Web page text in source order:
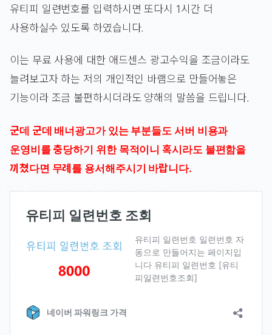
유티피 일련번호를 입력하시면 또다시 1시간 더
사용하실수 있도록 하였습니다.
이는 무료 사용에 대한 애드센스 광고수익을 조금이라도
늘려보고자 하는 저의 개인적인 바램으로 만들어놓은
기능이라 조금 불편하시더라도 양해의 말씀을 드립니다.
군데 군데 배너광고가 있는 부분들도 서버 비용과
운영비를 충당하기 위한 목적이니 혹시라도 불편함을
끼쳤다면 무례를 용서해주시기 바랍니다.